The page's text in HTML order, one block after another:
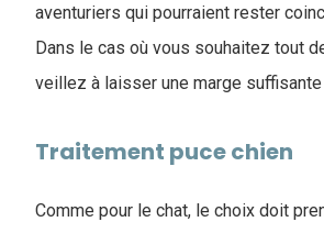
aventuriers qui pourraient rester
Dans le cas où vous souhaitez tout
veillez à laisser une marge
Traitement puce chien
Comme pour le chat, le choix doit